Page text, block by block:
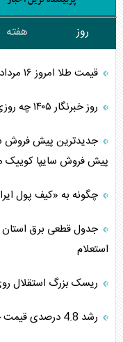
روز هفته
قیمت طلا امروز ۱۶ مرداد ۱۴۰۵
روز خبرنگار ۱۴۰۵ چه روزی است؟ + پیام تبریک روز خبرنگار ۱۴۰۵
پیش فروش سایپا کوییک مرداد ۱۴۰۵
چگونه به «کیف پول
استعلام
ریسک بزرگ استقلال
رشد 4.8 درصدی قیمت جهانی طلا در معاملات هفته